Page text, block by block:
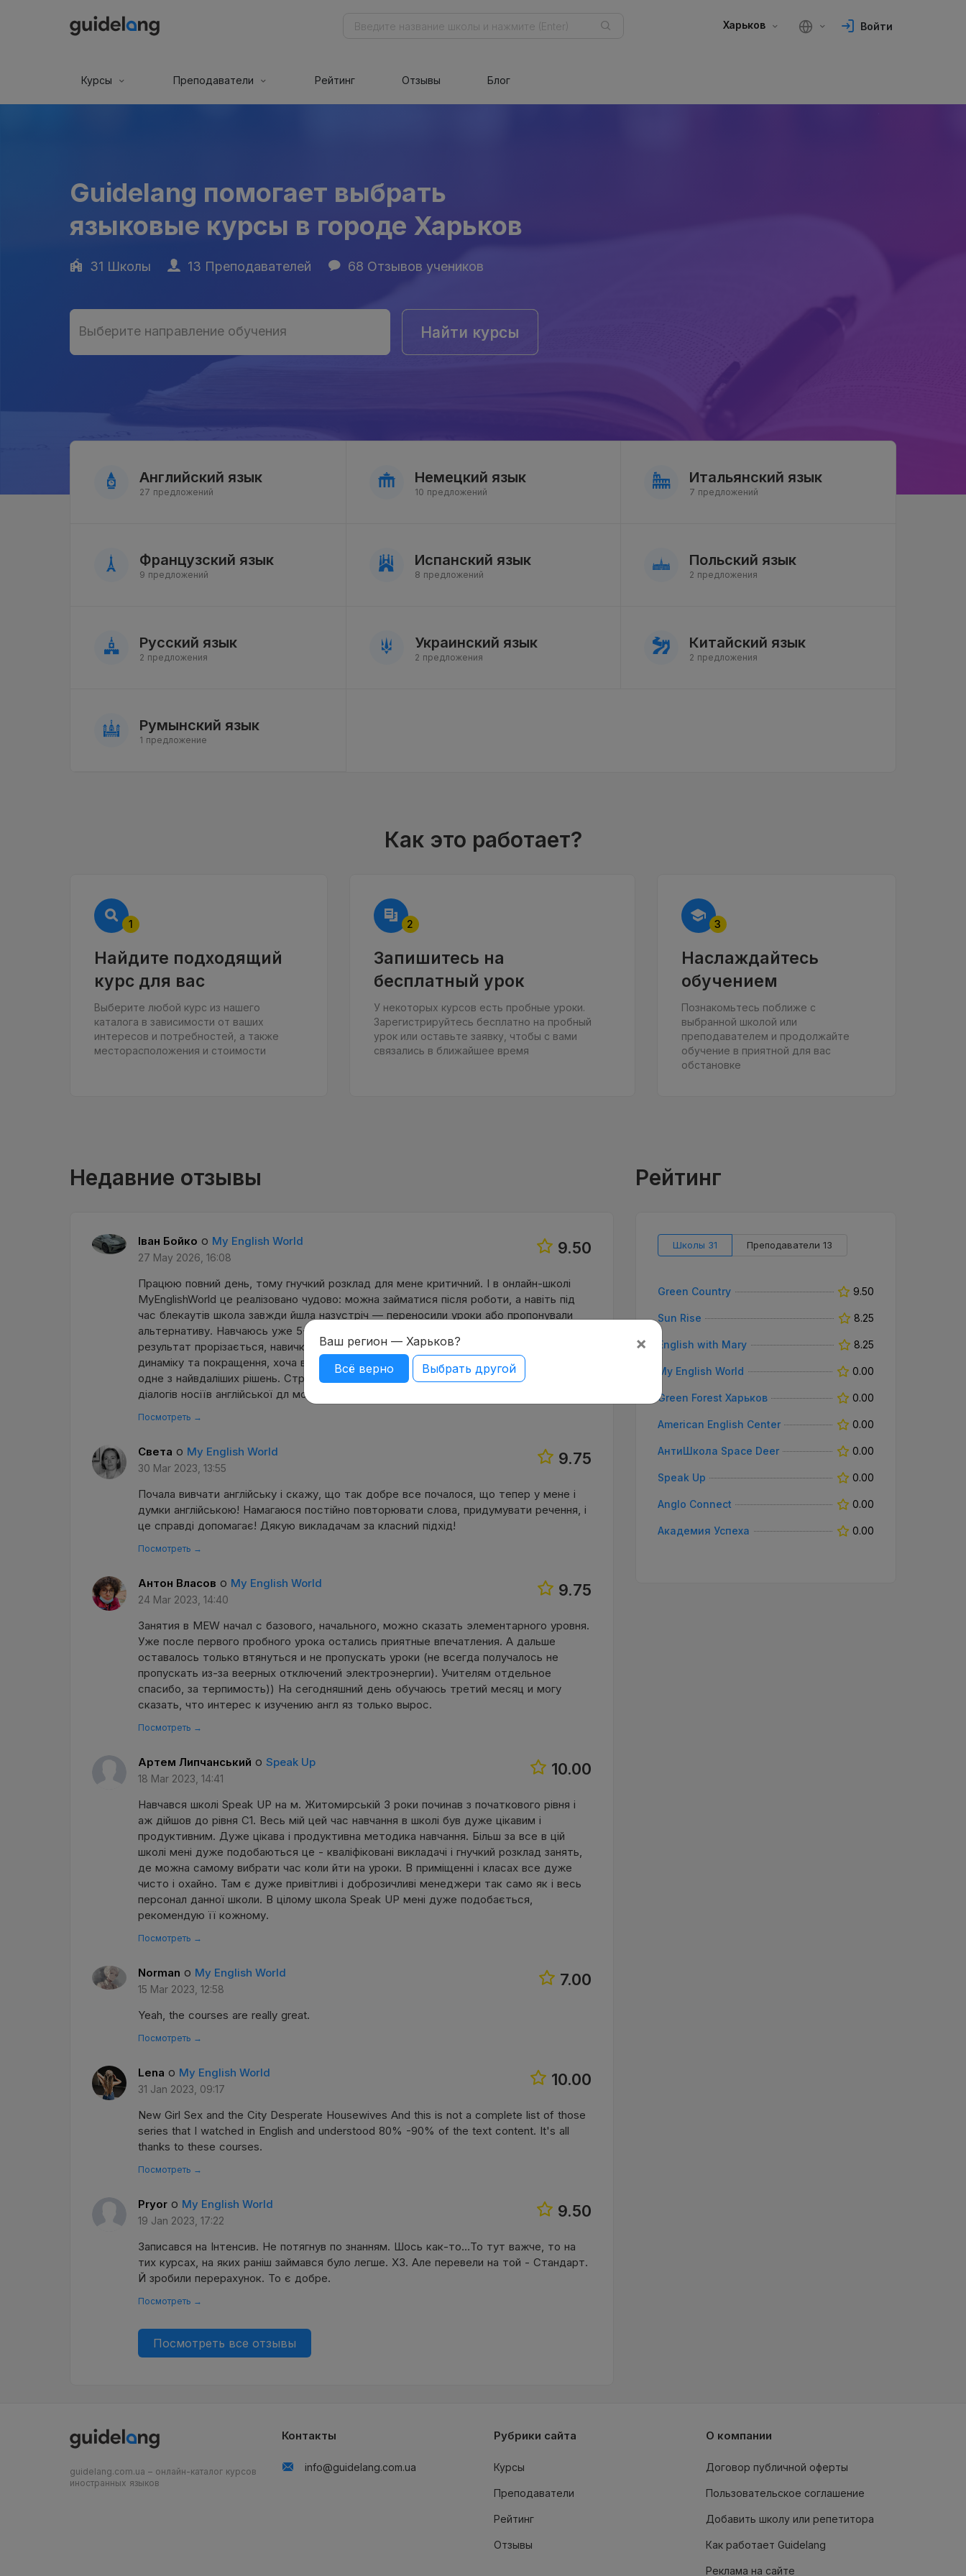
Харьков Войти
Курсы Преподаватели Рейтинг Отзывы Блог
Guidelang помогает выбрать
языковые курсы в городе Харьков
31 Школы 13 Преподавателей 68 Отзывов учеников
Выберите направление обучения Найти курсы
Выберите направление обучения Найти курсы
Английский язык
27 предложений
Немецкий язык
10 предложений
Итальянский язык
7 предложений
Французский язык
9 предложений
Испанский язык
8 предложений
Польский язык
2 предложения
Русский язык
2 предложения
Украинский язык
2 предложения
Китайский язык
2 предложения
Румынский язык
1 предложение
Как это работает?
1
Найдите подходящий
курс для вас
Выберите любой курс из нашего
каталога в зависимости от ваших
интересов и потребностей, а также
месторасположения и стоимости
2
Запишитесь на
бесплатный урок
У некоторых курсов есть пробные уроки.
Зарегистрируйтесь бесплатно на пробный
урок или оставьте заявку, чтобы с вами
связались в ближайшее время
3
Наслаждайтесь
обучением
Познакомьтесь поближе с
выбранной школой или
преподавателем и продолжайте
обучение в приятной для вас
обстановке
Недавние отзывы
Іван Бойко о My English World 9.50
27 May 2026, 16:08
Працюю повний день, тому гнучкий розклад для мене критичний. І в онлайн-школі
MyEnglishWorld це реалізовано чудово: можна займатися після роботи, а навіть під
час блекаутів школа завжди йшла назустріч — переносили уроки або пропонували
альтернативу. Навчаюсь уже 5-6 місяців у Марії, чудовий та приємний викладач, і
результат прорізається, навичка здобується не так як гадалосья, але я бачу
динаміку та покращення, хоча в мене ще середина А2. І тепер розумію: це було
одне з найвдаліших рішень. Структура курсу продумана й цікава, багато відео та
діалогів носіїв англійської дл мого рівня.
Посмотреть →
Света о My English World 9.75
30 Mar 2023, 13:55
Почала вивчати англiйську і скажу, що так добре все почалося, що тепер у мене і
думки англійською! Намагаюся постійно повторювати слова, придумувати речення, і
це справді допомагає! Дякую викладачам за класний підхід!
Посмотреть →
Антон Власов о My English World 9.75
24 Mar 2023, 14:40
Занятия в MEW начал с базового, начального, можно сказать элементарного уровня.
Уже после первого пробного урока остались приятные впечатления. А дальше
оставалось только втянуться и не пропускать уроки (не всегда получалось не
пропускать из-за веерных отключений электроэнергии). Учителям отдельное
спасибо, за терпимость)) На сегодняшний день обучаюсь третий месяц и могу
сказать, что интерес к изучению англ яз только вырос.
Посмотреть →
Артем Липчанський о Speak Up 10.00
18 Mar 2023, 14:41
Навчався школі Speak UP на м. Житомирській 3 роки починав з початкового рівня і
аж дійшов до рівня C1. Весь мій цей час навчання в школі був дуже цікавим і
продуктивним. Дуже цікава і продуктивна методика навчання. Більш за все в цій
школі мені дуже подобаються це - кваліфіковані викладачі і гнучкий розклад занять,
де можна самому вибрати час коли йти на уроки. В приміщенні і класах все дуже
чисто і охайно. Там є дуже привітливі і доброзичливі менеджери так само як і весь
персонал данної школи. В цілому школа Speak UP мені дуже подобається,
рекомендую її кожному.
Посмотреть →
Norman о My English World 7.00
15 Mar 2023, 12:58
Yeah, the courses are really great.
Посмотреть →
Lena о My English World 10.00
31 Jan 2023, 09:17
New Girl Sex and the City Desperate Housewives And this is not a complete list of those
series that I watched in English and understood 80% -90% of the text content. It's all
thanks to these courses.
Посмотреть →
Pryor о My English World 9.50
19 Jan 2023, 17:22
Записався на Інтенсив. Не потягнув по знанням. Шось как-то…То тут важче, то на
тих курсах, на яких ранiш займався було легше. ХЗ. Але перевели на той - Стандарт.
Й зробили перерахунок. То є добре.
Посмотреть →
Посмотреть все отзывы
Рейтинг
Школы 31 Преподаватели 13
Green Country 9.50
Sun Rise 8.25
English with Mary 8.25
My English World 0.00
Green Forest Харьков 0.00
American English Center 0.00
АнтиШкола Space Deer 0.00
Speak Up 0.00
Anglo Connect 0.00
Академия Успеха 0.00
guidelang.com.ua – онлайн-каталог курсов
иностранных языков
Контакты
info@guidelang.com.ua
Рубрики сайта
Курсы
Преподаватели
Рейтинг
Отзывы
О компании
Договор публичной оферты
Пользовательское соглашение
Добавить школу или репетитора
Как работает Guidelang
Реклама на сайте
×
Ваш регион — Харьков?
Всё верно
Выбрать другой